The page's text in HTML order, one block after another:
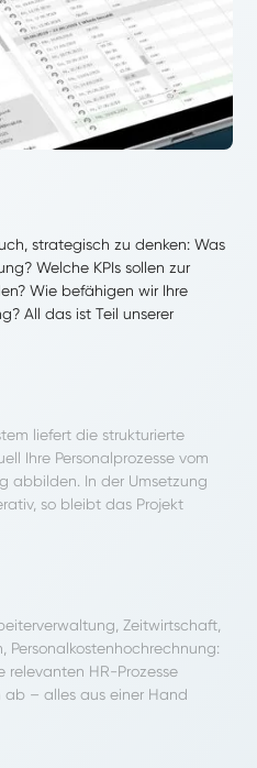
strategisch zu denken: Was
Welche KPIs sollen zur
Wie befähigen wir Ihre
All das ist Teil unserer
liefert die strukturierte
Ihre Personalprozesse vom
abbilden. In der Umsetzung
so bleibt das Projekt
Zeitwirtschaft,
Personalkostenhochrechnung:
relevanten HR-Prozesse
– alles aus einer Hand